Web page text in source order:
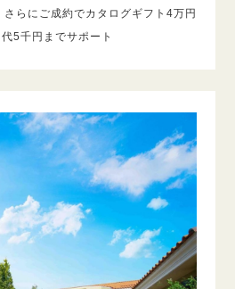
らにご成約でカタログギフト4万円
5千円までサポート